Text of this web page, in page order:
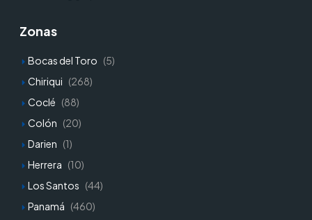
Zonas
Bocas del Toro (5)
Chiriqui (268)
Coclé (88)
Colón (20)
Darien (1)
Herrera (10)
Los Santos (44)
Panamá (460)